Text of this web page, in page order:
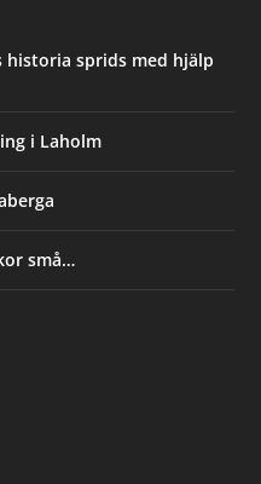
historia sprids med hjälp
i Laholm
små…